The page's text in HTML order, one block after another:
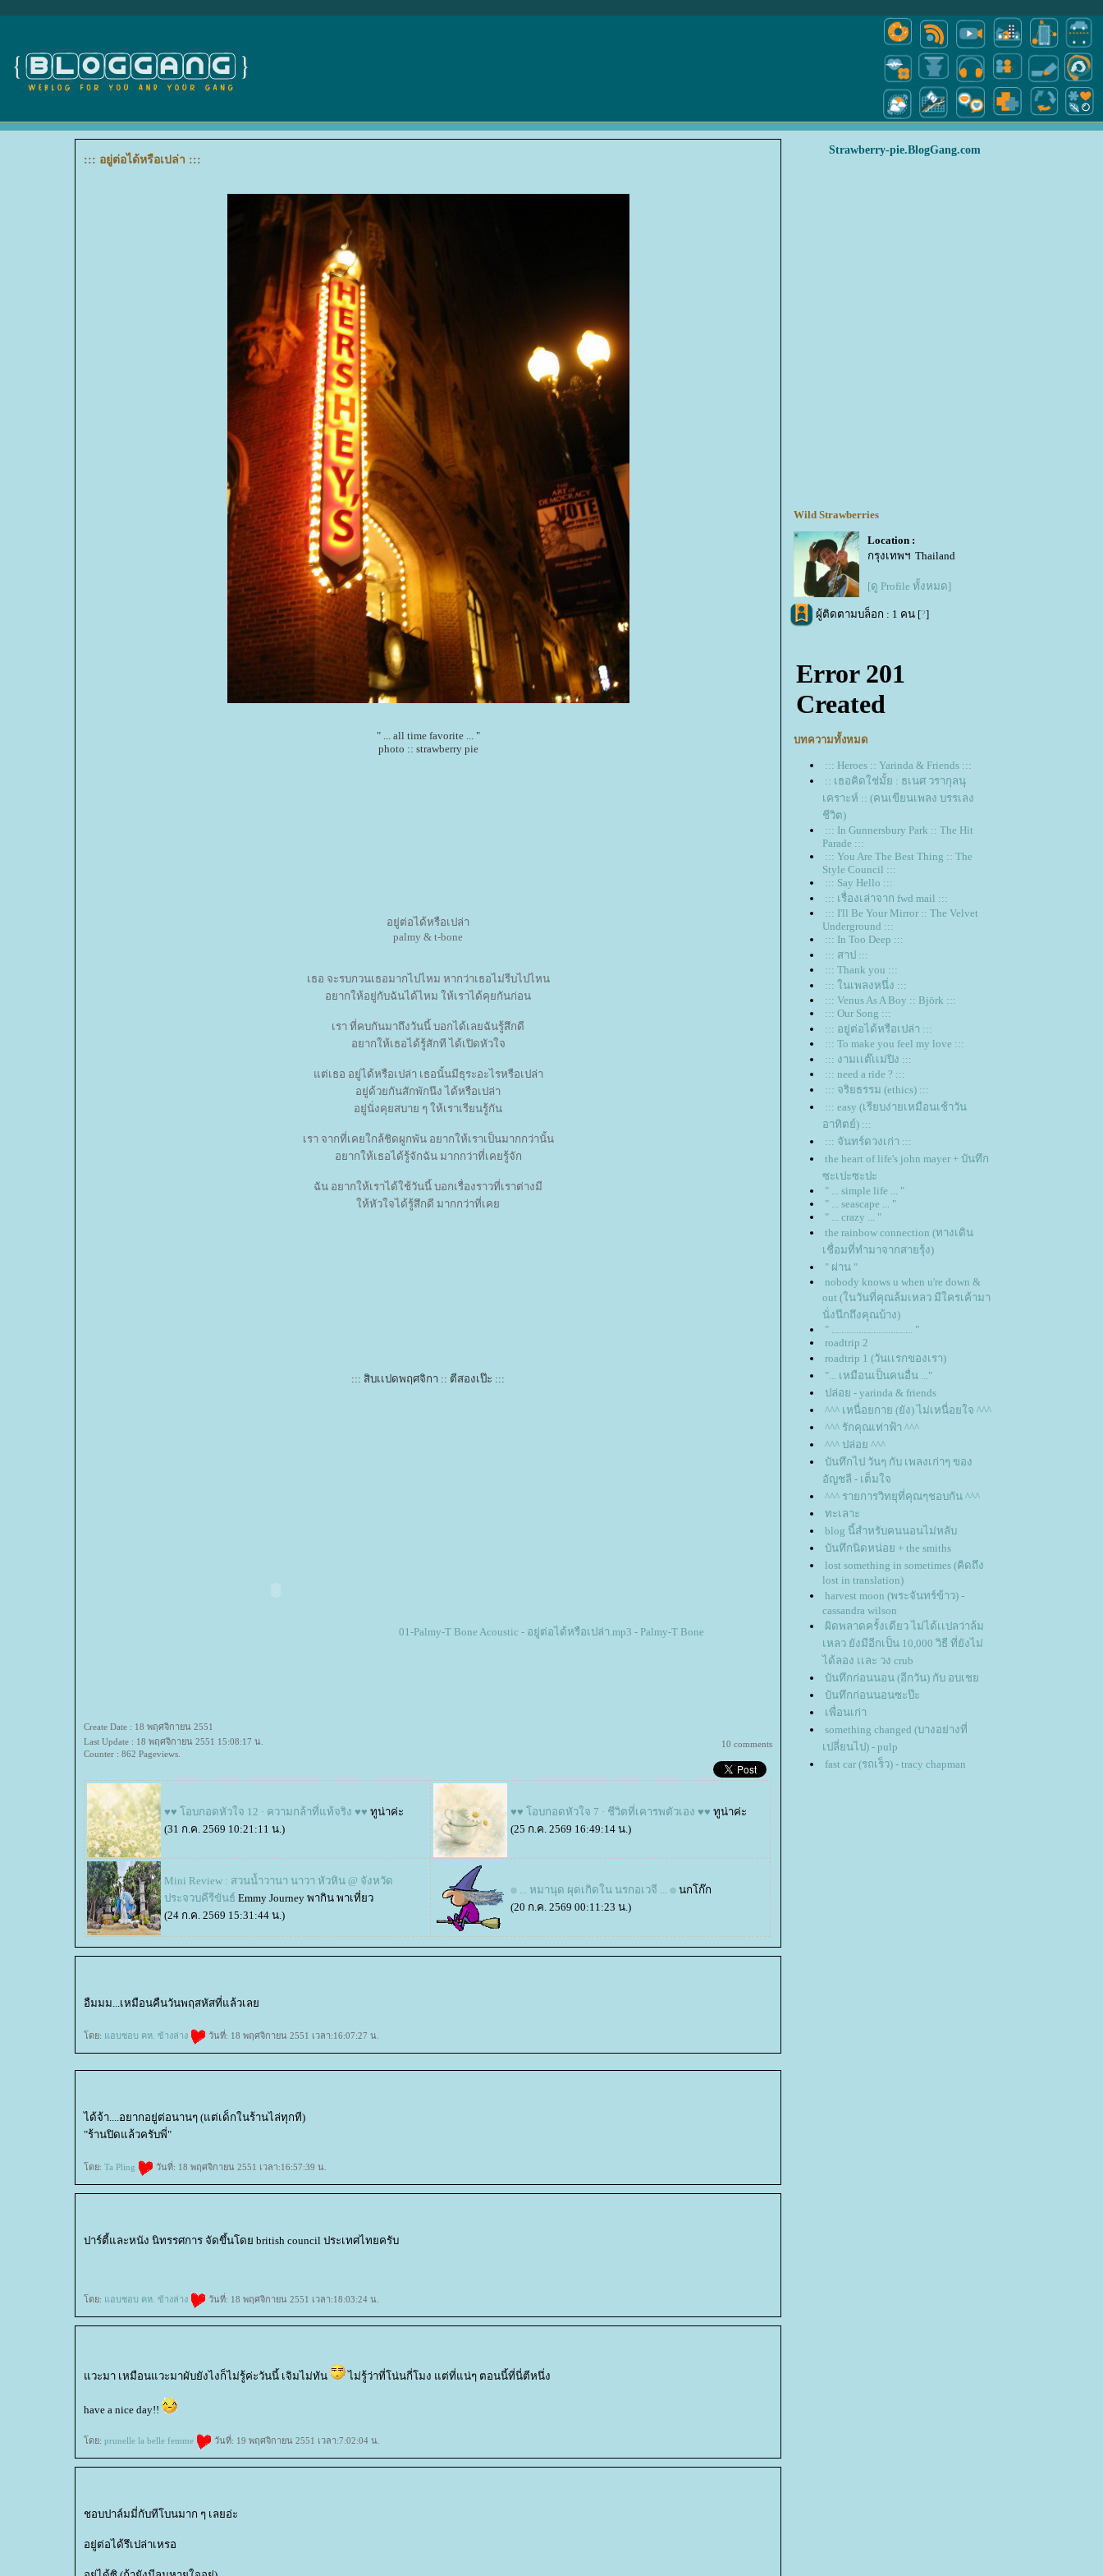
::: อยู่ต่อได้หรือเปล่า :::
" ... all time favorite ... "
photo :: strawberry pie
อยู่ต่อได้หรือเปล่า
palmy & t-bone
เธอ จะรบกวนเธอมากไปไหม หากว่าเธอไม่รีบไปไหน
อยากให้อยู่กับฉันได้ไหม ให้เราได้คุยกันก่อน
เรา ที่คบกันมาถึงวันนี้ บอกได้เลยฉันรู้สึกดี
อยากให้เธอได้รู้สักที ได้เปิดหัวใจ
ต่เธอ อยู่ได้หรือเปล่า เธอนั้นมีธุระอะไรหรือเปล่า
อยู่ด้วยกันสักพักนึง ได้หรือเปล่า
อยู่นั่งคุยสบาย ๆ ให้เราเรียนรู้กัน
เรา จากที่เคยใกล้ชิดผูกพัน อยากให้เราเป็นมากกว่านั้น
อยากให้เธอได้รู้จักฉัน มากกว่าที่เคยรู้จัก
ฉัน อยากให้เราได้ใช้วันนี้ บอกเรื่องราวที่เราต่างมี
ห้หัวใจได้รู้สึกดี มากกว่าที่เค
::: สิบเเปดพฤศจิกา :: ตีสองเป๊ะ :::
01-Palmy-T Bone Acoustic - อยู่ต่อได้หรือเปล่า.mp3 - Palmy-T Bone
Create Date : 18 พฤศจิกายน 2551
Last Update : 18 พฤศจิกายน 2551 15:08:17 น.
Counter : 862 Pageviews.
10 comments
♥♥ โอบกอดหัวใจ 12 · ความกล้าที่แท้จริง ♥♥ ทูน่าค่ะ
(31 ก.ค. 2569 10:21:11 น.)
♥♥ โอบกอดหัวใจ 7 · ชีวิตที่เคารพตัวเอง ♥♥ ทูน่าค่ะ
(25 ก.ค. 2569 16:49:14 น.)
Mini Review : สวนน้ำวานา นาวา หัวหิน @ จังหวัด
ประจวบคีรีขันธ์ Emmy Journey พากิน พาเที่ยว
(24 ก.ค. 2569 15:31:44 น.)
๏ ... หมานุด ผุดเกิดใน นรกอเวจี ... ๏ นกโก๊ก
(20 ก.ค. 2569 00:11:23 น.)
อืมมม...เหมือนคืนวันพฤสหัสที่แล้วเล
ดย: อบชอบ คห. ข้างล่าง วันที่: 18 พฤศจิกายน 2551 เวลา:16:07:27 น.
ได้จ้า....อยากอยู่ต่อนานๆ (แต่เด็กในร้านไล่ทุกที)
"ร้านปิดแล้วครับพี่"
ดย: Ta Pling วันที่: 18 พฤศจิกายน 2551 เวลา:16:57:39 น.
ปาร์ตี้และหนัง นิทรรศการ จัดขึ้นโดย british council ประเทศไทยครับ
ดย: อบชอบ คห. ข้างล่าง วันที่: 18 พฤศจิกายน 2551 เวลา:18:03:24 น.
วะมา เหมือนแวะมาผับยังไงก็ไม่รู้ค่ะวันนี้ เจิมไม่ทัน ไม่รู้ว่าที่โน่นกี่โมง แต่ที่แน่ๆ ตอนนี้ที่นี่ตีหนึ่ง
have a nice day!!
ดย: prunelle la belle femme วันที่: 19 พฤศจิกายน 2551 เวลา:7:02:04 น.
ชอบปาล์มมี่กับทีโบนมาก ๆ เลยอ่ะ
อยู่ต่อได้รึเปล่าเหรอ
Strawberry-pie.BlogGang.com
Wild Strawberries
Location :
กรุงเทพฯ Thailand
[ดู Profile ทั้งหมด]
ผู้ติดตามบล็อก : 1 คน [?]
บทความทั้งหมด
::: Heroes :: Yarinda & Friends :::
:: เธอคิดใช่มั้ย : ธเนศ วรากุลนุ
เคราะห์ :: (คนเขียนเพลง บรรเลง
ชีวิต)
::: In Gunnersbury Park :: The Hit
Parade :::
::: You Are The Best Thing :: The
Style Council :::
::: Say Hello :::
::: เรื่องเล่าจาก fwd mail :::
::: I'll Be Your Mirror :: The Velvet
Underground :::
::: In Too Deep :::
::: สาป :::
::: Thank you :::
::: ในเพลงหนึ่ง :::
::: Venus As A Boy :: Björk :::
::: Our Song :::
::: อยู่ต่อได้หรือเปล่า :::
::: To make you feel my love :::
::: งามเเต๊เเม่ปิง :::
::: need a ride ? :::
::: จริยธรรม (ethics) :::
::: easy (เรียบง่ายเหมือนเช้าวัน
อาทิตย์) :::
::: จันทร์ดวงเก่า :::
the heart of life's john mayer + บันทึก
ซะเปะซะปะ
" ... simple life ... "
" ... seascape ... "
" ... crazy ... "
the rainbow connection (ทางเดิน
เชื่อมที่ทำมาจากสายรุ้ง)
" ผ่าน "
nobody knows u when u're down &
out (ในวันที่คุณล้มเหลว มีใครเค้ามา
นั่งนึกถึงคุณบ้าง)
" ................................. "
roadtrip 2
roadtrip 1 (วันเเรกของเรา)
"... เหมือนเป็นคนอื่น ..."
ปล่อย - yarinda & friends
^^^ เหนื่อยกาย (ยัง) ไม่เหนื่อยใจ ^^^
^^^ รักคุณเท่าฟ้า ^^^
^^^ ปล่อย ^^^
บันทึกไป วันๆ กับ เพลงเก่าๆ ของ
อัญชลี - เต็มใจ
^^^ รายการวิทยุที่คุณๆชอบกัน ^^^
ทะเลาะ
blog นี้สำหรับคนนอนไม่หลับ
บันทึกนิดหน่อย + the smiths
lost something in sometimes (คิดถึง
lost in translation)
harvest moon (พระจันทร์ข้าว) -
cassandra wilson
ผิดพลาดครั้งเดียว ไม่ได้เเปลว่าล้ม
เหลว ยังมีอีกเป็น 10,000 วิธี ที่ยังไม่
ได้ลอง เเละ วง crub
บันทึกก่อนนอน (อีกวัน) กับ อบเช
บันทึกก่อนนอนซะป๊ะ
เพื่อนเก่า
something changed (บางอย่างที่
เปลี่ยนไป) - pulp
fast car (รถเร็ว) - tracy chapman